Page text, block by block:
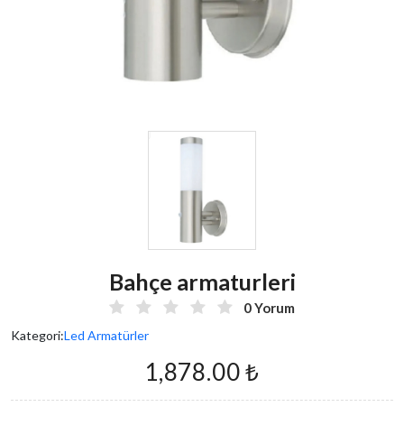
Bahçe armaturleri
0 Yorum
Kategori:Led Armatürler
1,878.00 ₺